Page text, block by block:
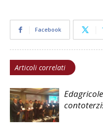
Facebook
Articoli correlati